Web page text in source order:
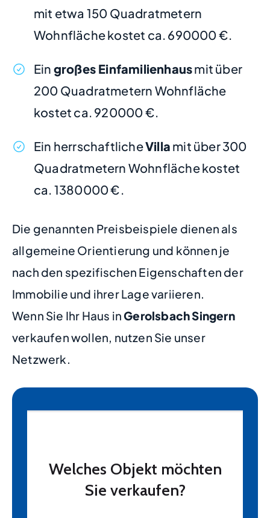
mit etwa 150 Quadratmetern
Wohnfläche kostet ca. 690000 €.
Ein großes Einfamilienhausmit über
200 Quadratmetern Wohnfläche
kostet ca. 920000 €.
Ein herrschaftlicheVilla mit über 300
Quadratmetern Wohnfläche kostet
ca. 1380000 €.
Die genannten Preisbeispiele dienen als
allgemeine Orientierung und können je
nach den spezifischen Eigenschaften der
Immobilie und ihrer Lage variieren.
Wenn Sie Ihr Haus inGerolsbach Singern
verkaufen wollen, nutzen Sie unser
Netzwerk.